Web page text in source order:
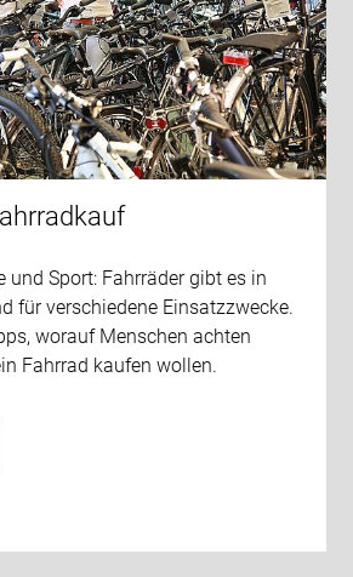
und Sport: Fahrräder gibt es in
für verschiedene Einsatzzwecke.
worauf Menschen achten
Fahrrad kaufen wollen.